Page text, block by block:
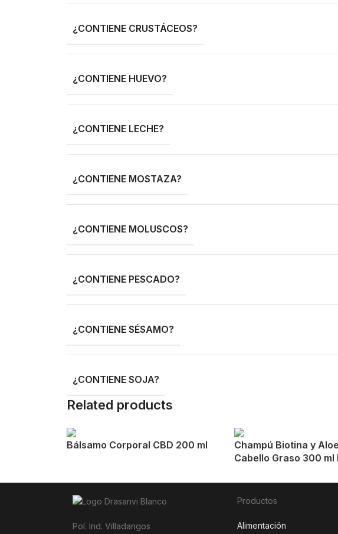
¿CONTIENE CRUSTÁCEOS?
¿CONTIENE HUEVO?
¿CONTIENE LECHE?
¿CONTIENE MOSTAZA?
¿CONTIENE MOLUSCOS?
¿CONTIENE PESCADO?
¿CONTIENE SÉSAMO?
¿CONTIENE SOJA?
Related products
Bálsamo Corporal CBD 200 ml
Champú Biotina y
Cabello Graso 300 ml
Pol. Ind. Villadangos
Productos
Alimentación